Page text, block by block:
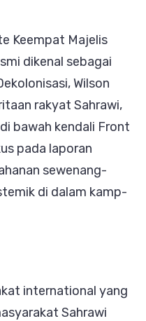
Keempat Majelis
dikenal sebagai
Wilson
rakyat Sahrawi,
bawah kendali Front
pada laporan
sewenang-
di dalam kamp-
international yang
Sahrawi